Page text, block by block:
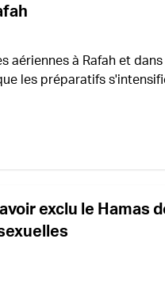
aériennes à Rafah et
les préparatifs
exclu le Hamas